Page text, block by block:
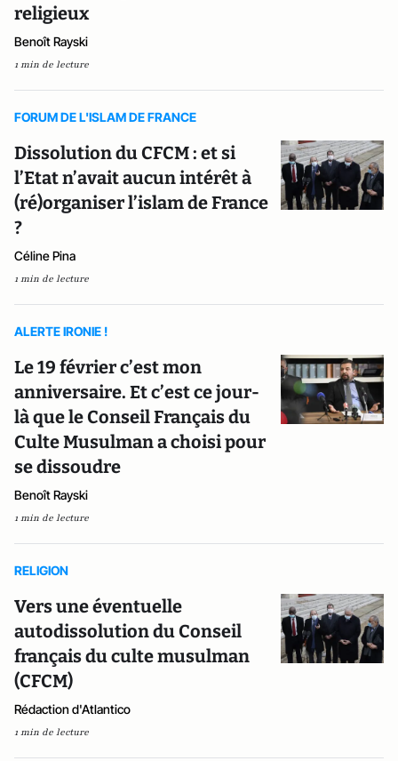
religieux
Benoît Rayski
1 min de lecture
FORUM DE L'ISLAM DE FRANCE
Dissolution du CFCM : et si
l’Etat n’avait aucun intérêt à
(ré)organiser l’islam de France
?
Céline Pina
1 min de lecture
ALERTE IRONIE !
Le 19 février c’est mon
anniversaire. Et c’est ce jour-
là que le Conseil Français du
Culte Musulman a choisi pour
se dissoudre
Benoît Rayski
1 min de lecture
RELIGION
Vers une éventuelle
autodissolution du Conseil
français du culte musulman
(CFCM)
Rédaction d'Atlantico
1 min de lecture